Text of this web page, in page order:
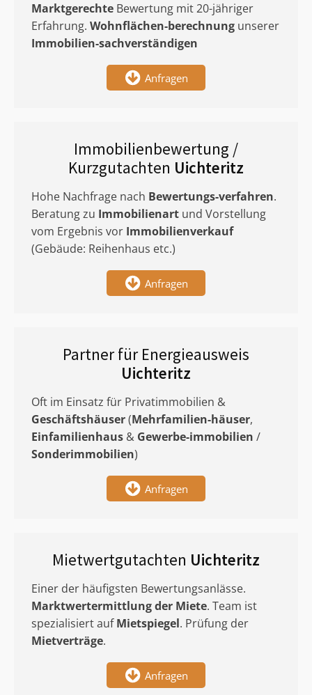
Marktgerechte Bewertung mit 20-jähriger
Erfahrung. Wohnflächen-berechnung unserer
Immobilien-sachverständigen
Anfragen
Immobilienbewertung /
Kurzgutachten Uichteritz
Hohe Nachfrage nach Bewertungs-verfahren.
Beratung zu Immobilienart und Vorstellung
vom Ergebnis vor Immobilienverkauf
(Gebäude: Reihenhaus etc.)
Anfragen
Partner für Energieausweis
Uichteritz
Oft im Einsatz für Privatimmobilien &
Geschäftshäuser(Mehrfamilien-häuser,
Einfamilienhaus & Gewerbe-immobilien /
Sonderimmobilien)
Anfragen
Mietwertgutachten Uichteritz
Einer der häufigsten Bewertungsanlässe.
Marktwertermittlungder Miete. Team ist
spezialisiert aufMietspiegel. Prüfung der
Mietverträge.
Anfragen